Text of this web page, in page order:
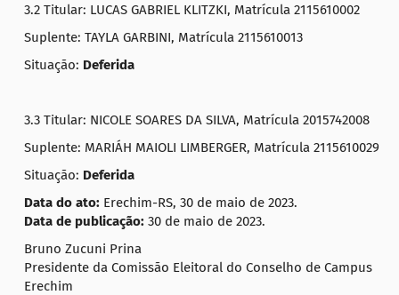
3.2 Titular: LUCAS GABRIEL KLITZKI, Matrícula 2115610002
Suplente: TAYLA GARBINI, Matrícula 2115610013
Situação: Deferida
3.3 Titular: NICOLE SOARES DA SILVA, Matrícula 2015742008
Suplente: MARIÁH MAIOLI LIMBERGER, Matrícula 2115610029
Situação: Deferida
Data do ato: Erechim-RS, 30 de maio de 2023.
Data de publicação: 30 de maio de 2023.
Bruno Zucuni Prina
Presidente da Comissão Eleitoral do Conselho de Campus
Erechim